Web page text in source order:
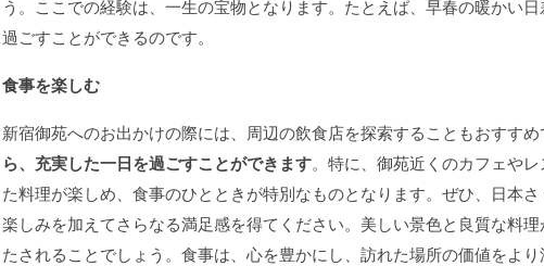
う。ここでの経験は、一生の宝物となります。たとえば、早春の暖かい
過ごすことができるのです。
食事を楽しむ
新宿御苑へのお出かけの際には、周辺の飲食店を探索することもおすすめ
ら、充実した一日を過ごすことができます。特に、御苑近くのカフェや
た料理が楽しめ、食事のひとときが特別なものとなります。ぜひ、日本
楽しみを加えてさらなる満足感を得てください。美しい景色と良質な料
たされることでしょう。食事は、心を豊かにし、訪れた場所の価値をより